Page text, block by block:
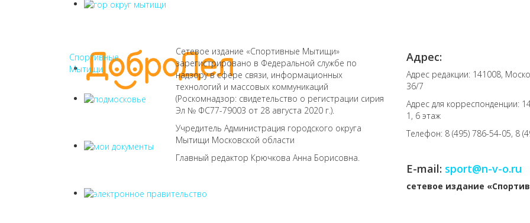
Спортивные
Мытищи
Сетевое издание «Спортивные Мытищи»
зарегистрировано в Федеральной службе по
надзору в сфере связи, информационных
технологий и массовых коммуникаций
(Роскомнадзор: свидетельство о регистрации сирия
Эл № ФС77-79003 от 28 августа 2020 г.).
Учредитель Администрация городского округа
Мытищи Московской области
Главный редактор Крючкова Анна Борисовна.
Адрес:
Адрес редакции: 141008,
36/7
Адрес для корреспонденции:
1, 6 этаж
Телефон: 8 (495) 786-54-05, 8
E-mail: sport@n-v-o.ru
cетевое издание